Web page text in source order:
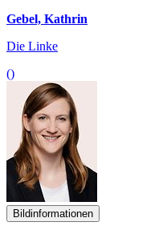
Gebel, Kathrin
Die Linke
()
Bildinformationen